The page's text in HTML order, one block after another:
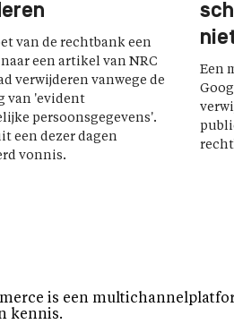
van de rechtbank een
een artikel van NRC
verwijderen vanwege de
van 'evident
persoonsgegevens'.
een dezer dagen
vonnis.
Een
is een
kennis.